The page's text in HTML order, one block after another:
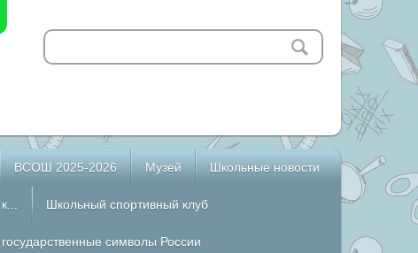
ВСОШ 2025-2026 Музей Школьные новости
Школьный спортивный клуб
символы России